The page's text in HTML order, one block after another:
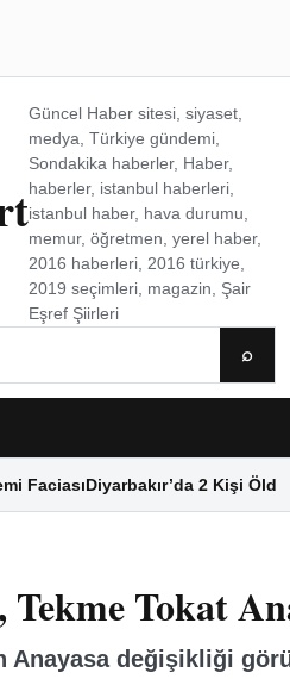
Güncel Haber sitesi, siyaset,
medya, Türkiye gündemi,
Sondakika haberler, Haber,
haberler, istanbul haberleri,
istanbul haber, hava durumu,
memur, öğretmen, yerel haber,
2016 haberleri, 2016 türkiye,
2019 seçimleri, magazin, Şair
Eşref Şiirleri
⌕
FaciasıDiyarbakır’da 2 Kişi Öldü
Tekme Tokat
Anayasa değişikliği